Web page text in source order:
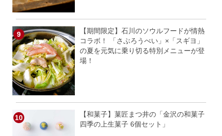
【期間限定】石川のソウルフードが情熱
コラボ！ 「さぶろうべい」×「スギヨ」
の夏を元気に乗り切る特別メニューが登
場！
【和菓子】菓匠まつ井の「金沢の和菓子
四季の上生菓子 6個セット」